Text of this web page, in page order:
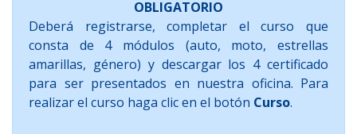
OBLIGATORIO
Deberá registrarse, completar el curso que
consta de 4 módulos (auto, moto, estrellas
amarillas, género) y descargar los 4 certificado
para ser presentados en nuestra oficina. Para
realizar el curso haga clic en el botón Curso.